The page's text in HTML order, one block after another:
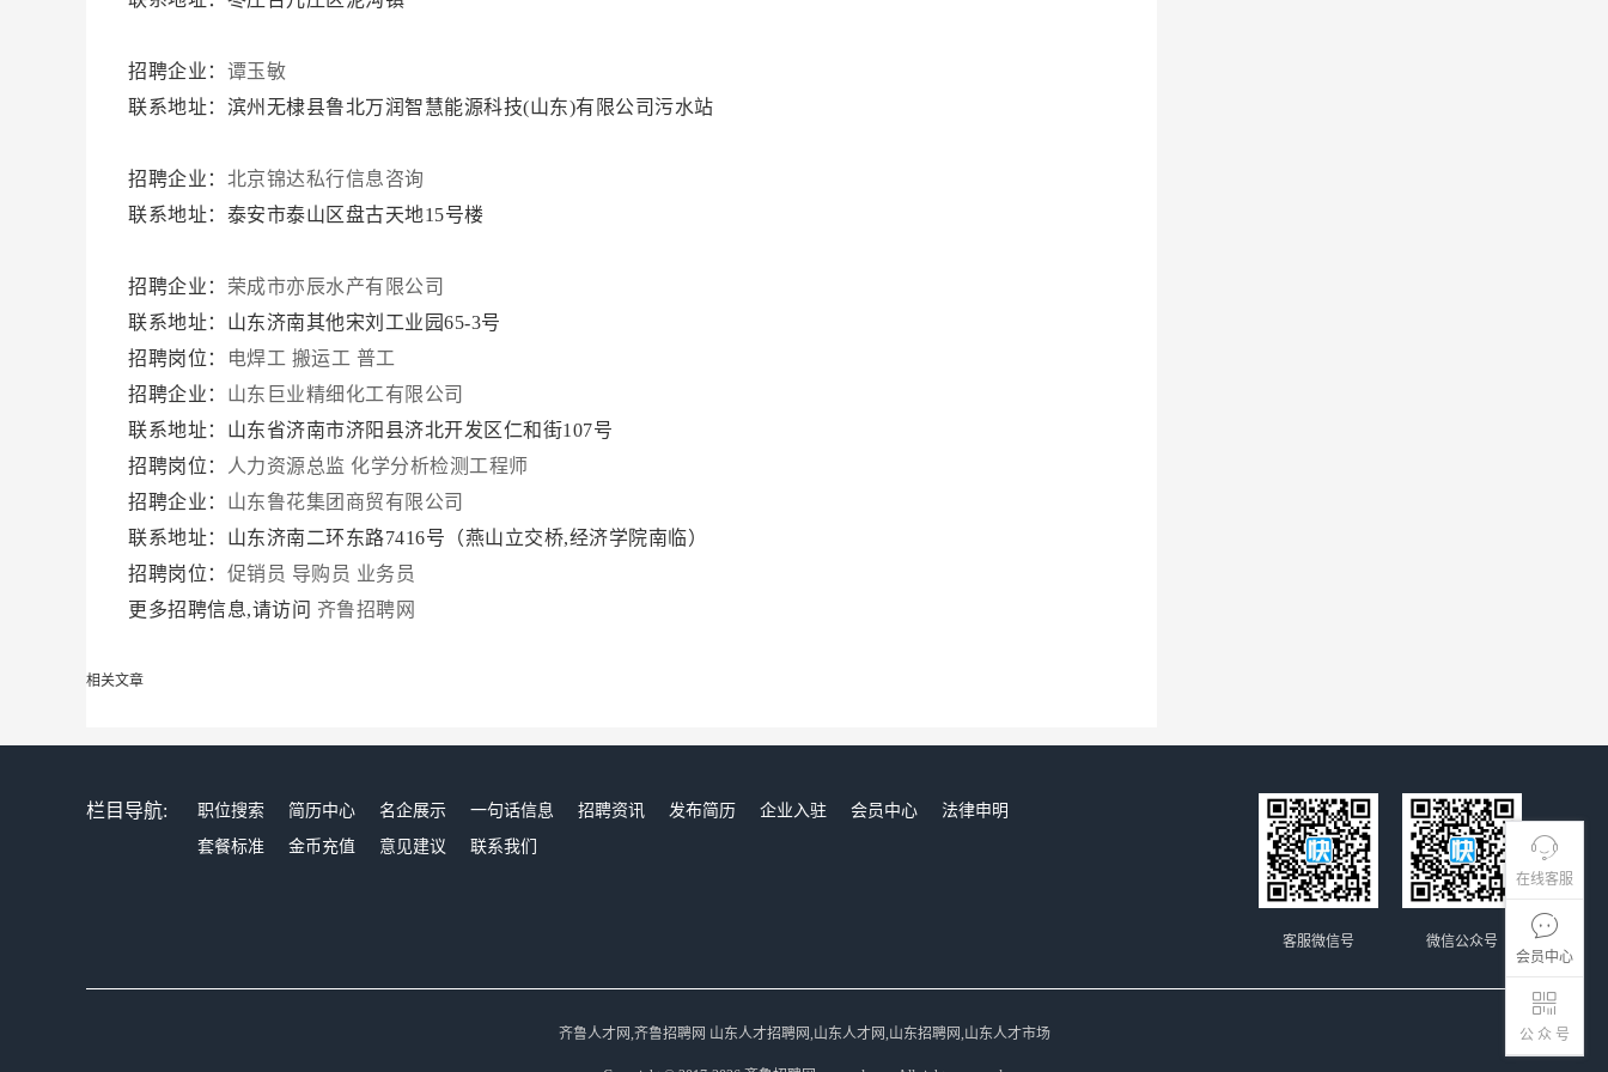
在线客服
会员中心
公 众 号
招聘企业： 谭玉敏
联系地址：滨州无棣县鲁北万润智慧能源科技(山东)有限公司污水站
招聘企业： 北京锦达私行信息咨询
联系地址：泰安市泰山区盘古天地15号楼
招聘企业： 荣成市亦辰水产有限公司
联系地址：山东济南其他宋刘工业园65-3号
招聘岗位：
电焊工 搬运工 普工
招聘企业： 山东巨业精细化工有限公司
联系地址：山东省济南市济阳县济北开发区仁和街107号
招聘岗位：
人力资源总监 化学分析检测工程师
招聘企业： 山东鲁花集团商贸有限公司
联系地址：山东济南二环东路7416号（燕山立交桥,经济学院南临）
招聘岗位： 促销员 导购员 业务员
更多招聘信息,请访问 齐鲁招聘网
相关文章
栏目导航: 职位搜索 简历中心 名企展示 一句话信息 招聘资讯 发布简历 企业入驻 会员中心
法律申明
套餐标准
金币充值 意见建议 联系我们
微信公众号
客服微信号
齐鲁人才网,齐鲁招聘网 山东人才招聘网,山东人才网,山东招聘网,山东人才市场